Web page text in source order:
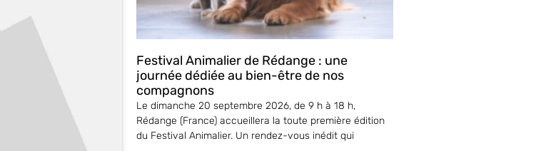
Festival Animalier de Rédange : une
journée dédiée au bien-être de nos
compagnons
Le dimanche 20 septembre 2026, de 9 h à 18 h,
Rédange (France) accueillera la toute première édition
du Festival Animalier. Un rendez-vous inédit qui